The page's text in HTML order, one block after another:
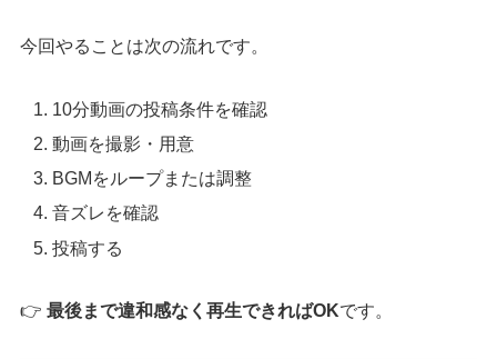
今回やることは次の流れです。
10分動画の投稿条件を確認
動画を撮影・用意
BGMをループまたは調整
音ズレを確認
投稿する
👉最後まで違和感なく再生できればOKです。